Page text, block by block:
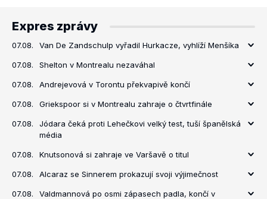
Expres zprávy
07.08. Van De Zandschulp vyřadil Hurkacze, vyhlíží Menšíka
07.08. Shelton v Montrealu nezaváhal
07.08. Andrejevová v Torontu překvapivě končí
07.08. Griekspoor si v Montrealu zahraje o čtvrtfinále
07.08.
Jódara čeká proti Lehečkovi velký test, tuší španělská
média
07.08. Knutsonová si zahraje ve Varšavě o titul
07.08. Alcaraz se Sinnerem prokazují svoji výjimečnost
07.08.
Valdmannová po osmi zápasech padla, končí v